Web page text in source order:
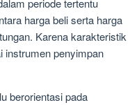
periode tertentu
harga beli serta harga
Karena karakteristik
instrumen penyimpan
berorientasi pada